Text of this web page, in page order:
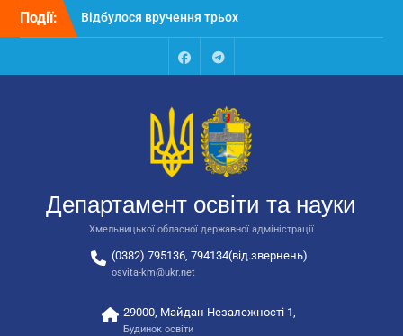
Перейти
Події:
Відбулося вручення трьох
автобусів для потреб
Відбулося засідання
освіти та науки обласної
державної адміністрації
Відбулась обласна
національно-патріотичне
виховання
FacebookTalegram
Департамент освіти та науки
Хмельницької обласної державної адміністрації
(0382) 795136, 794134(від.звернень)
osvita-km@ukr.net
29000, Майдан Незалежності 1,
Будинок освіти